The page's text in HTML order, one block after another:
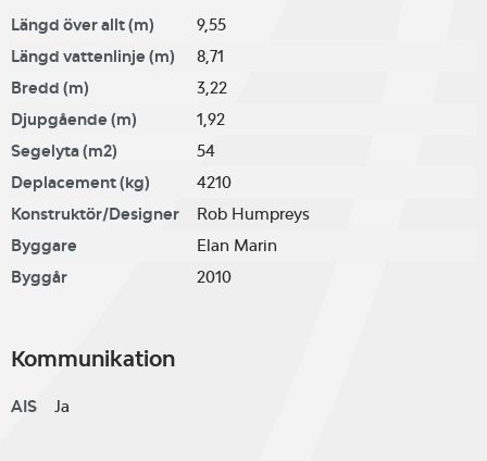
Längd över allt (m)
9,55
Längd vattenlinje (m)
8,71
Bredd (m)
3,22
Djupgående (m)
1,92
Segelyta (m2)
54
Deplacement (kg)
4210
Konstruktör/Designer
Rob Humpreys
Byggare
Elan Marin
Byggår
2010
Kommunikation
AIS Ja